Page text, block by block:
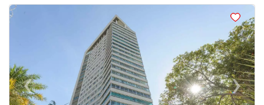
<<
‹Previous ›Next